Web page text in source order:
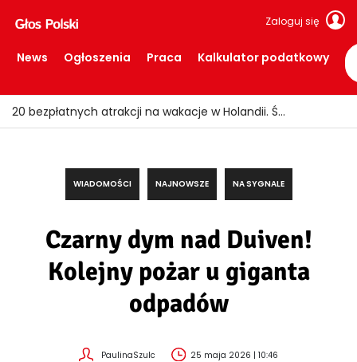
Zaloguj się
News Ogłoszenia Praca Kalkulator podatkowy
20 bezpłatnych atrakcji na wakacje w Holandii. Świetne miejsca, za które nie trzeba płacić
WIADOMOŚCI NAJNOWSZE NA SYGNALE
Czarny dym nad Duiven!
Kolejny pożar u giganta
odpadów
PaulinaSzulc 25 maja 2026 | 10:46